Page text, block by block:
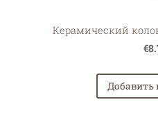
Керамический
Добавить